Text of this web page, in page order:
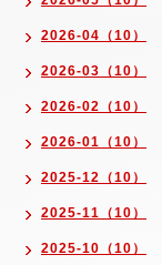
2026-04（10）
2026-03（10）
2026-02（10）
2026-01（10）
2025-12（10）
2025-11（10）
2025-10（10）